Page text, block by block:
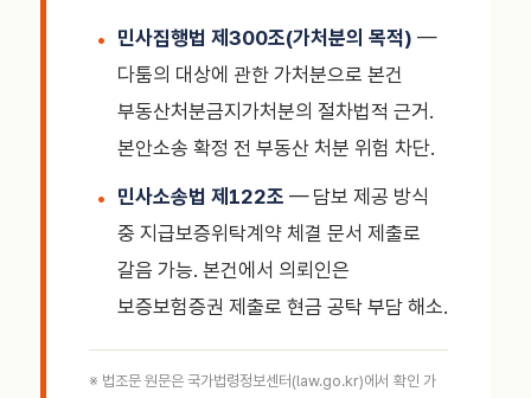
민사집행법 제300조(가처분의 목적) —
다툼의 대상에 관한 가처분으로 본건
부동산처분금지가처분의 절차법적 근거.
본안소송 확정 전 부동산 처분 위험 차단.
민사소송법 제122조 — 담보 제공 방식
중 지급보증위탁계약 체결 문서 제출로
갈음 가능. 본건에서 의뢰인은
보증보험증권 제출로 현금 공탁 부담 해소.
※ 법조문 원문은 국가법령정보센터(law.go.kr)에서 확인 가